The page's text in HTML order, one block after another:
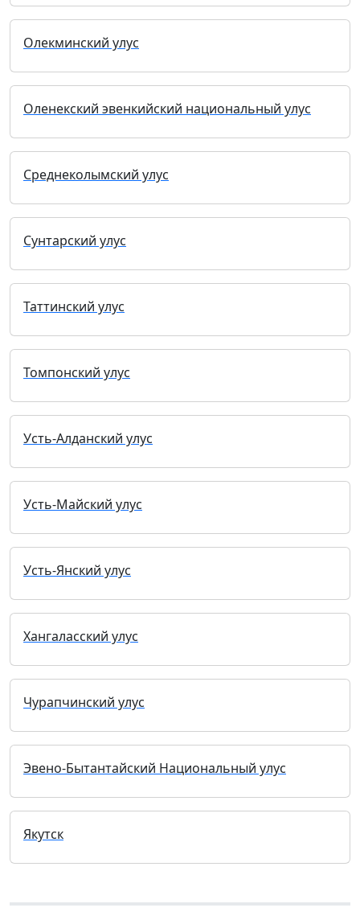
Олекминский улус
Оленекский эвенкийский национальный улус
Среднеколымский улус
Сунтарский улус
Таттинский улус
Томпонский улус
Усть-Алданский улус
Усть-Майский улус
Усть-Янский улус
Хангаласский улус
Чурапчинский улус
Эвено-Бытантайский Национальный улус
Якутск